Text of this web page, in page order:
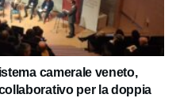
camerale veneto,
per la doppia